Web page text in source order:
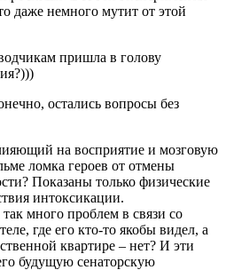
даже немного мутит от этой
пришла в голову
остались вопросы без
на восприятие и мозговую
ломка героев от отмены
Показаны только физические
интоксикации.
много проблем в связи со
где его кто-то якобы видел, а
квартире – нет? И эти
будущую сенаторскую